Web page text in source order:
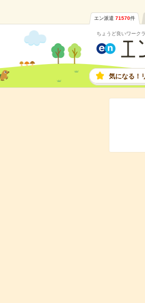
エン派遣 71570件
ちょうど良いワーク
気になる！